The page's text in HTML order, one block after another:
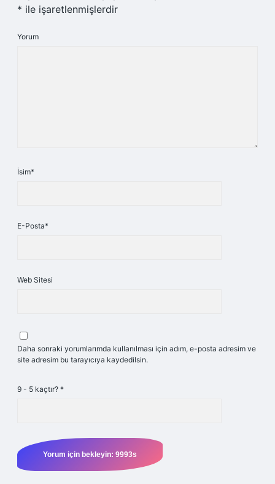
* ile işaretlenmişlerdir
Yorum
İsim*
E-Posta*
Web Sitesi
Daha sonraki yorumlarımda kullanılması için adım, e-posta adresim ve
site adresim bu tarayıcıya kaydedilsin.
9 - 5 kaçtır? *